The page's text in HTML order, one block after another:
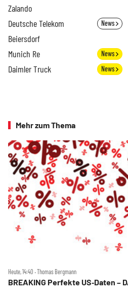
Zalando
Deutsche Telekom News
Beiersdorf
Munich Re News
Daimler Truck News
Mehr zum Thema
Heute, 14:40 ‧ Thomas Bergmann
BREAKING Perfekte US‑Daten –